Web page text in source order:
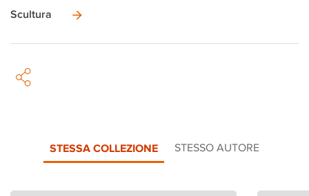
Scultura
STESSA COLLEZIONE STESSO AUTORE